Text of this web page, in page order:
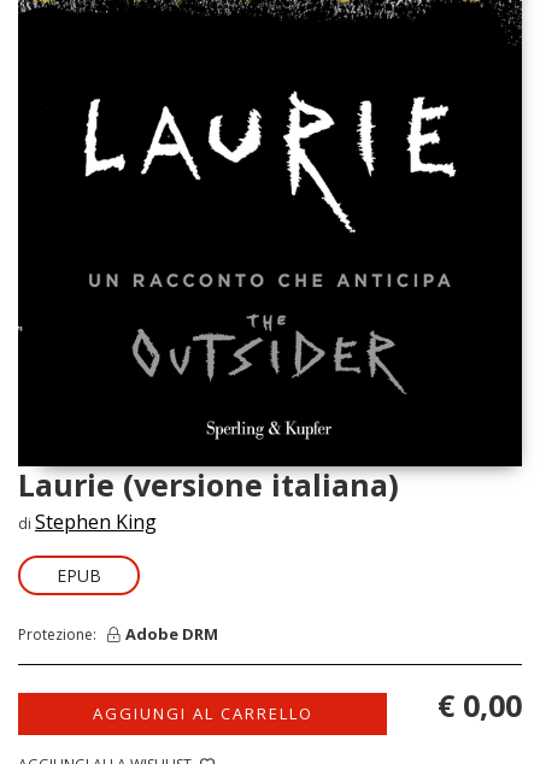
Laurie (versione italiana)
di Stephen King
EPUB
Protezione: Adobe DRM
AGGIUNGI AL CARRELLO € 0,00